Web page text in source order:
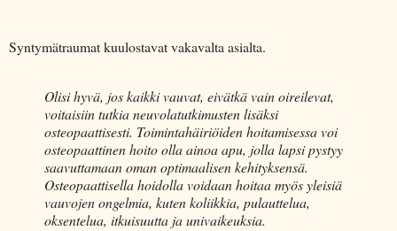
Syntymätraumat kuulostavat vakavalta asialta.
Olisi hyvä, jos kaikki vauvat, eivätkä vain oireilevat,
voitaisiin tutkia neuvolatutkimusten lisäksi
osteopaattisesti. Toimintahäiriöiden hoitamisessa voi
osteopaattinen hoito olla ainoa apu, jolla lapsi pystyy
saavuttamaan oman optimaalisen kehityksensä.
Osteopaattisella hoidolla voidaan hoitaa myös yleisiä
vauvojen ongelmia, kuten koliikkia, pulauttelua,
oksentelua, itkuisuutta ja univaikeuksia.